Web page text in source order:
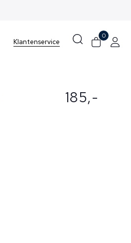
Klantenservice
0
185,-